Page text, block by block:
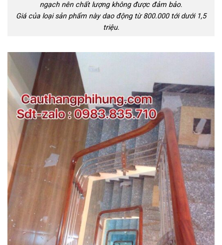
ngạch nên chất lượng không được đảm bảo.
Giá của loại sản phẩm này dao động từ 800.000 tới dưới 1,5
triệu.